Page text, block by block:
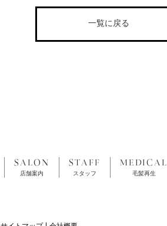
一覧に戻る
SALON
店舗案内
STAFF
スタッフ
MEDICAL
毛髪再生